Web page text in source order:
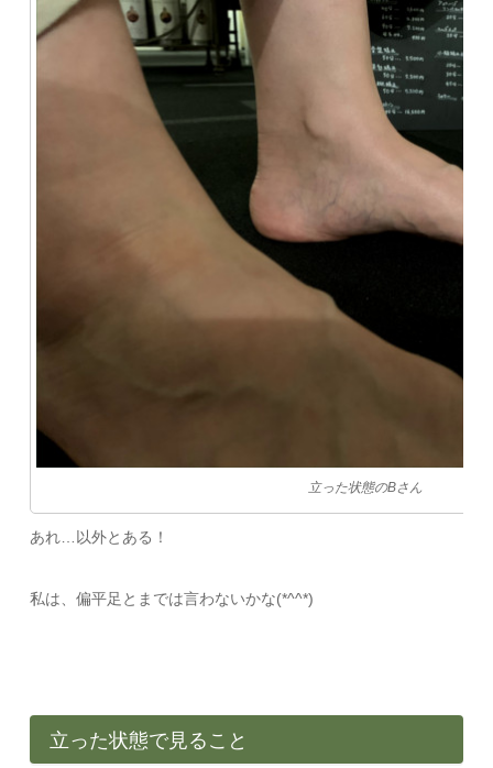
立った状態のBさん
あれ…以外とある！
私は、偏平足とまでは言わないかな(*^^*)
立った状態で見ること